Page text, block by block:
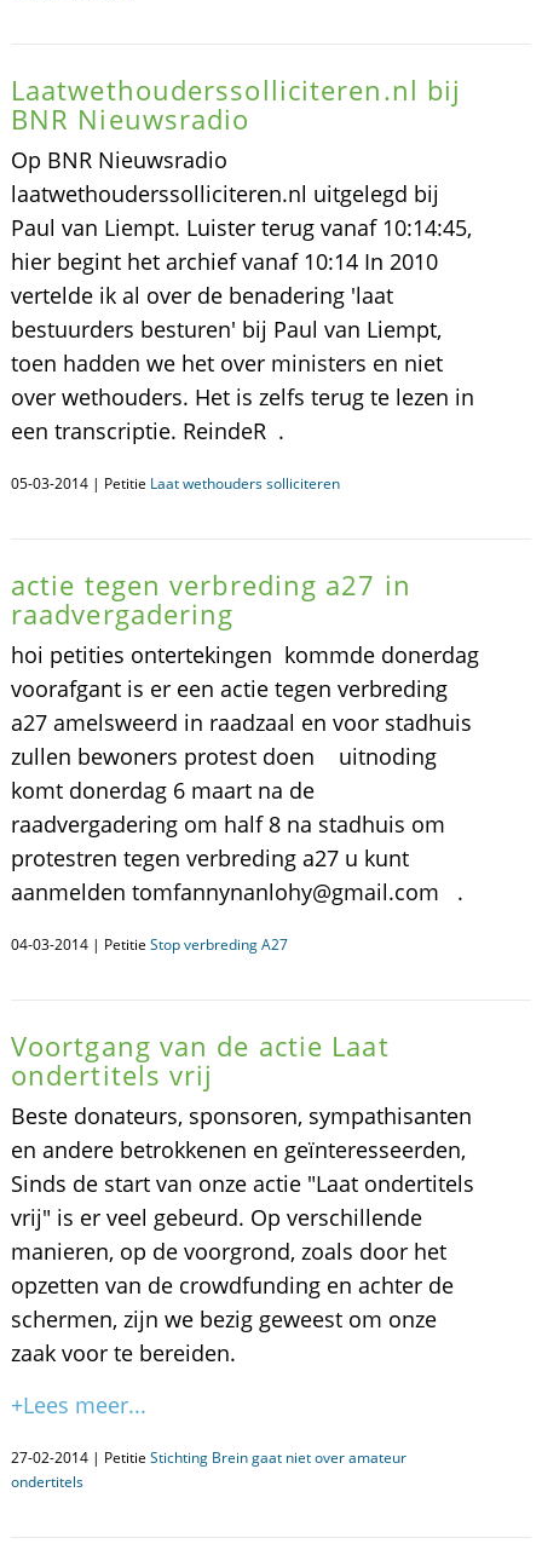
Laatwethouderssolliciteren.nl bij
BNR Nieuwsradio
Op BNR Nieuwsradio
laatwethouderssolliciteren.nl uitgelegd bij
Paul van Liempt. Luister terug vanaf 10:14:45,
hier begint het archief vanaf 10:14 In 2010
vertelde ik al over de benadering 'laat
bestuurders besturen' bij Paul van Liempt,
toen hadden we het over ministers en niet
over wethouders. Het is zelfs terug te lezen in
een transcriptie. ReindeR .
05-03-2014 | Petitie Laat wethouders solliciteren
actie tegen verbreding a27 in
raadvergadering
hoi petities ontertekingen kommde donerdag
voorafgant is er een actie tegen verbreding
a27 amelsweerd in raadzaal en voor stadhuis
zullen bewoners protest doen uitnoding
komt donerdag 6 maart na de
raadvergadering om half 8 na stadhuis om
protestren tegen verbreding a27 u kunt
aanmelden tomfannynanlohy@gmail.com .
04-03-2014 | Petitie Stop verbreding A27
Voortgang van de actie Laat
ondertitels vrij
Beste donateurs, sponsoren, sympathisanten
en andere betrokkenen en geïnteresseerden,
Sinds de start van onze actie "Laat ondertitels
vrij" is er veel gebeurd. Op verschillende
manieren, op de voorgrond, zoals door het
opzetten van de crowdfunding en achter de
schermen, zijn we bezig geweest om onze
zaak voor te bereiden.
+Lees meer...
27-02-2014 | Petitie Stichting Brein gaat niet over amateur
ondertitels